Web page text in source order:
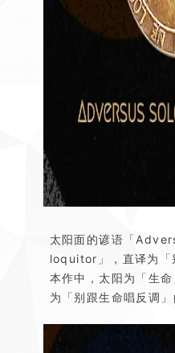
太阳面的谚语「
loquitor」，直译为「
本作中，太阳为「生
为「别跟生命唱反调」